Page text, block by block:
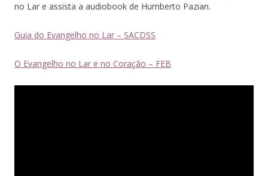
no Lar e assista a audiobook de Humberto Pazian.
Guia do Evangelho no Lar – SACDSS
O Evangelho no Lar e no Coração – FEB